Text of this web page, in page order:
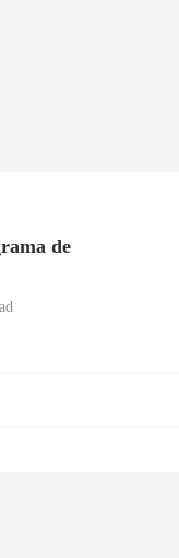
de